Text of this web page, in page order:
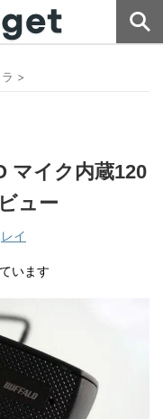
>
マイク内蔵120
ュー
レイ
います